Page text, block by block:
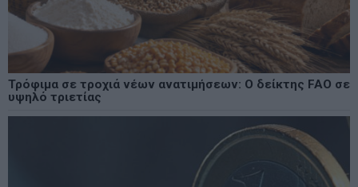
Τρόφιμα σε τροχιά νέων ανατιμήσεων: Ο δείκτης FAO σε
υψηλό τριετίας